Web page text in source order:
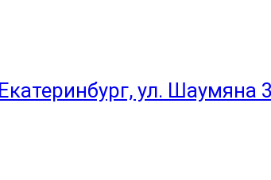
ул. Шаумяна